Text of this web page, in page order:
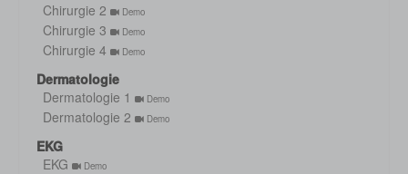
Chirurgie 2 Demo
Chirurgie 3 Demo
Chirurgie 4 Demo
Dermatologie
Dermatologie 1
Demo
Dermatologie 2 Demo
EKG
EKG
Demo